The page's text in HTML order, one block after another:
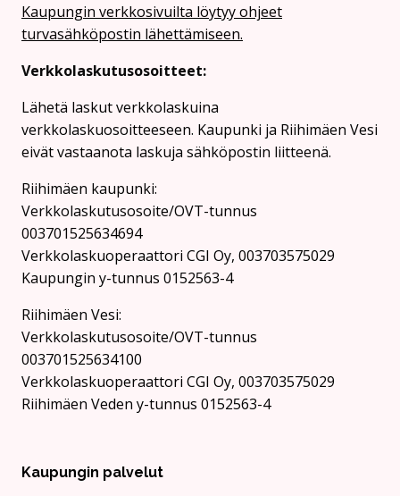
Kaupungin verkkosivuilta löytyy ohjeet
turvasähköpostin lähettämiseen.
Verkkolaskutusosoitteet:
Lähetä laskut verkkolaskuina
verkkolaskuosoitteeseen. Kaupunki ja Riihimäen Vesi
eivät vastaanota laskuja sähköpostin liitteenä.
Riihimäen kaupunki:
Verkkolaskutusosoite/OVT-tunnus
003701525634694
Verkkolaskuoperaattori CGI Oy, 003703575029
Kaupungin y-tunnus 0152563-4
Rii­hi­mäen Vesi:
Verkkolaskutusosoite/OVT-tunnus
003701525634100
Verkkolaskuoperaattori CGI Oy, 003703575029
Riihimäen Veden y-tunnus 0152563-4
Kaupungin palvelut